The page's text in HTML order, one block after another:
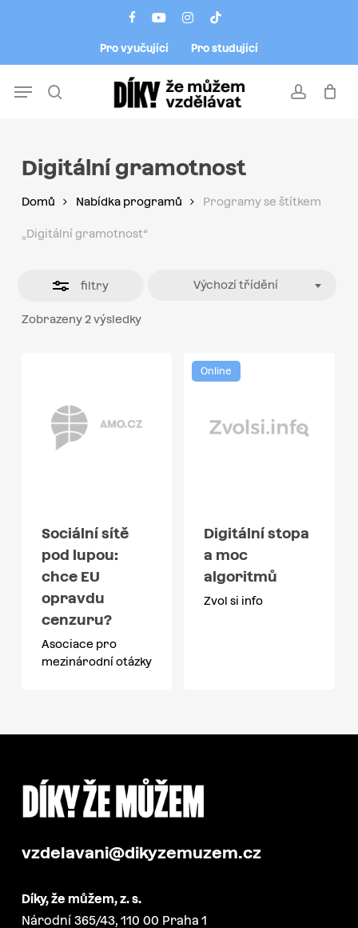
facebookyoutubeinstagram
tiktok
Pro vyučující Pro studující
account
Menu
Digitální gramotnost
Domů Nabídka programů Programy se štítkem
„Digitální gramotnost“
filtry
Zobrazeny 2 výsledky
Výchozí třídění
Sociální sítě
pod lupou:
chce EU
opravdu
cenzuru?
Asociace pro
mezinárodní otázky
Online
Digitální stopa
a moc
algoritmů
Zvol si info
vzdelavani@dikyzemuzem.cz
Díky, že můžem, z. s.
Národní 365/43, 110 00 Praha 1